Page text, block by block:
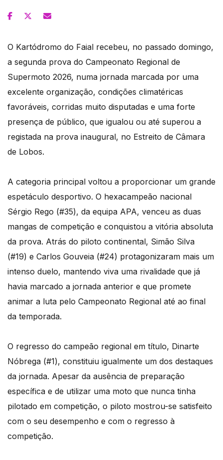
O Kartódromo do Faial recebeu, no passado domingo,
a segunda prova do Campeonato Regional de
Supermoto 2026, numa jornada marcada por uma
excelente organização, condições climatéricas
favoráveis, corridas muito disputadas e uma forte
presença de público, que igualou ou até superou a
registada na prova inaugural, no Estreito de Câmara
de Lobos.
A categoria principal voltou a proporcionar um grande
espetáculo desportivo. O hexacampeão nacional
Sérgio Rego (#35), da equipa APA, venceu as duas
mangas de competição e conquistou a vitória absoluta
da prova. Atrás do piloto continental, Simão Silva
(#19) e Carlos Gouveia (#24) protagonizaram mais um
intenso duelo, mantendo viva uma rivalidade que já
havia marcado a jornada anterior e que promete
animar a luta pelo Campeonato Regional até ao final
da temporada.
O regresso do campeão regional em título, Dinarte
Nóbrega (#1), constituiu igualmente um dos destaques
da jornada. Apesar da ausência de preparação
específica e de utilizar uma moto que nunca tinha
pilotado em competição, o piloto mostrou-se satisfeito
com o seu desempenho e com o regresso à
competição.